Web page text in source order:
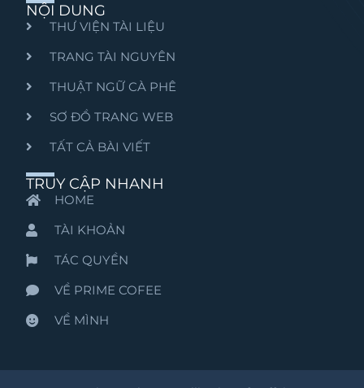
NỘI DUNG
THƯ VIỆN TÀI LIỆU
TRANG TÀI NGUYÊN
THUẬT NGỮ CÀ PHÊ
SƠ ĐỒ TRANG WEB
TẤT CẢ BÀI VIẾT
TRUY CẬP NHANH
HOME
TÀI KHOẢN
TÁC QUYỀN
VỀ PRIME COFEE
VỀ MÌNH